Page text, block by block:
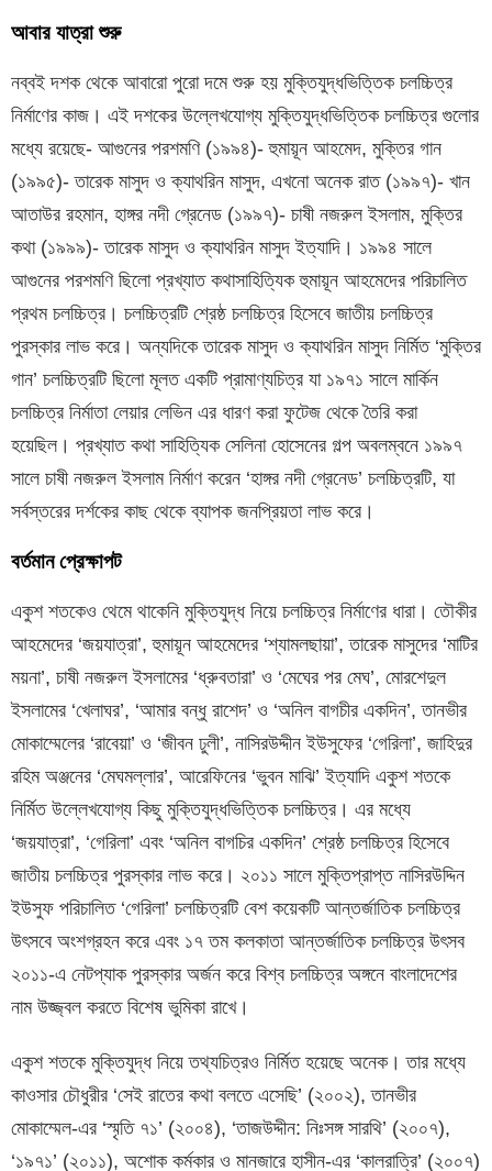
আবার যাত্রা শুরু
নব্বই দশক থেকে আবারো পুরো দমে শুরু হয় মুক্তিযুদ্ধভিত্তিক চলচ্চিত্র
নির্মাণের কাজ। এই দশকের উল্লেখযোগ্য মুক্তিযুদ্ধভিত্তিক চলচ্চিত্র গুলোর
মধ্যে রয়েছে- আগুনের পরশমণি (১৯৯৪)- হুমায়ূন আহমেদ, মুক্তির গান
(১৯৯৫)- তারেক মাসুদ ও ক্যাথরিন মাসুদ, এখনো অনেক রাত (১৯৯৭)- খান
আতাউর রহমান, হাঙ্গর নদী গ্রেনেড (১৯৯৭)- চাষী নজরুল ইসলাম, মুক্তির
কথা (১৯৯৯)- তারেক মাসুদ ও ক্যাথরিন মাসুদ ইত্যাদি। ১৯৯৪ সালে
আগুনের পরশমণি ছিলো প্রখ্যাত কথাসাহিত্যিক হুমায়ূন আহমেদের পরিচালিত
প্রথম চলচ্চিত্র। চলচ্চিত্রটি শ্রেষ্ঠ চলচ্চিত্র হিসেবে জাতীয় চলচ্চিত্র
পুরস্কার লাভ করে। অন্যদিকে তারেক মাসুদ ও ক্যাথরিন মাসুদ নির্মিত ‘মুক্তির
গান’ চলচ্চিত্রটি ছিলো মূলত একটি প্রামাণ্যচিত্র যা ১৯৭১ সালে মার্কিন
চলচ্চিত্র নির্মাতা লেয়ার লেভিন এর ধারণ করা ফুটেজ থেকে তৈরি করা
হয়েছিল। প্রখ্যাত কথা সাহিত্যিক সেলিনা হোসেনের গল্প অবলম্বনে ১৯৯৭
সালে চাষী নজরুল ইসলাম নির্মাণ করেন ‘হাঙ্গর নদী গ্রেনেড’ চলচ্চিত্রটি, যা
সর্বস্তরের দর্শকের কাছ থেকে ব্যাপক জনপ্রিয়তা লাভ করে।
বর্তমান প্রেক্ষাপট
একুশ শতকেও থেমে থাকেনি মুক্তিযুদ্ধ নিয়ে চলচ্চিত্র নির্মাণের ধারা। তৌকীর
আহমেদের ‘জয়যাত্রা’, হুমায়ূন আহমেদের ‘শ্যামলছায়া’, তারেক মাসুদের ‘মাটির
ময়না’, চাষী নজরুল ইসলামের ‘ধ্রুবতারা’ ও ‘মেঘের পর মেঘ’, মোরশেদুল
ইসলামের ‘খেলাঘর’, ‘আমার বন্ধু রাশেদ’ ও ‘অনিল বাগচীর একদিন’, তানভীর
মোকাম্মেলের ‘রাবেয়া’ ও ‘জীবন ঢুলী’, নাসিরউদ্দীন ইউসুফের ‘গেরিলা’, জাহিদুর
রহিম অঞ্জনের ‘মেঘমল্লার’, আরেফিনের ‘ভুবন মাঝি’ ইত্যাদি একুশ শতকে
নির্মিত উল্লেখযোগ্য কিছু মুক্তিযুদ্ধভিত্তিক চলচ্চিত্র। এর মধ্যে
‘জয়যাত্রা’, ‘গেরিলা’ এবং ‘অনিল বাগচির একদিন’ শ্রেষ্ঠ চলচ্চিত্র হিসেবে
জাতীয় চলচ্চিত্র পুরস্কার লাভ করে। ২০১১ সালে মুক্তিপ্রাপ্ত নাসিরউদ্দিন
ইউসুফ পরিচালিত ‘গেরিলা’ চলচ্চিত্রটি বেশ কয়েকটি আন্তর্জাতিক চলচ্চিত্র
উৎসবে অংশগ্রহন করে এবং ১৭ তম কলকাতা আন্তর্জাতিক চলচ্চিত্র উৎসব
২০১১-এ নেটপ্যাক পুরস্কার অর্জন করে বিশ্ব চলচ্চিত্র অঙ্গনে বাংলাদেশের
নাম উজ্জ্বল করতে বিশেষ ভুমিকা রাখে।
একুশ শতকে মুক্তিযুদ্ধ নিয়ে তথ্যচিত্রও নির্মিত হয়েছে অনেক। তার মধ্যে
কাওসার চৌধুরীর ‘সেই রাতের কথা বলতে এসেছি’ (২০০২), তানভীর
মোকাম্মেল-এর ‘স্মৃতি ৭১’ (২০০৪), ‘তাজউদ্দীন: নিঃসঙ্গ সারথি’ (২০০৭),
‘১৯৭১’ (২০১১), অশোক কর্মকার ও মানজারে হাসীন-এর ‘কালরাত্রি’ (২০০৭)